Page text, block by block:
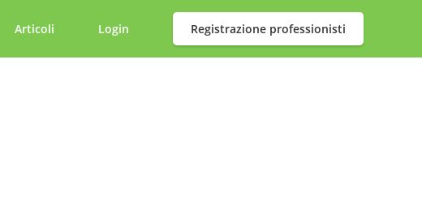
Articoli Login Registrazione professionisti